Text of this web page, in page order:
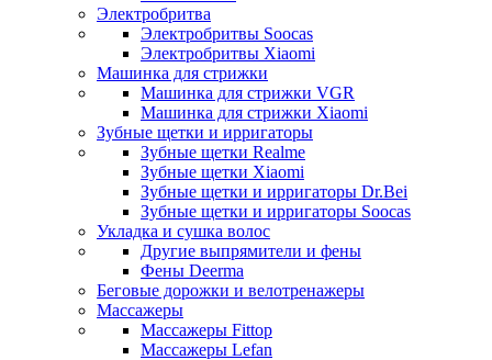
Электробритва
Электробритвы Soocas
Электробритвы Xiaomi
Машинка для стрижки
Машинка для стрижки VGR
Машинка для стрижки Xiaomi
Зубные щетки и ирригаторы
Зубные щетки Realme
Зубные щетки Xiaomi
Зубные щетки и ирригаторы Dr.Bei
Зубные щетки и ирригаторы Soocas
Укладка и сушка волос
Другие выпрямители и фены
Фены Deerma
Беговые дорожки и велотренажеры
Массажеры
Массажеры Fittop
Массажеры Lefan